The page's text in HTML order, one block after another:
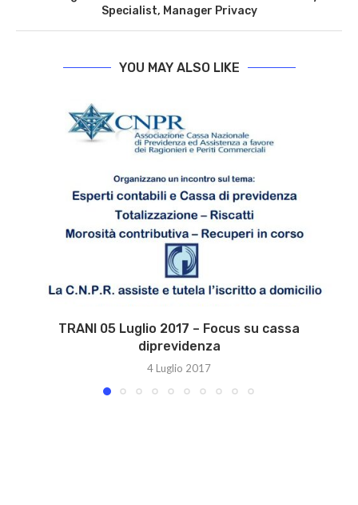
Specialist, Manager Privacy
YOU MAY ALSO LIKE
TRANI 05 Luglio 2017 – Focus su cassa
diprevidenza
4 Luglio 2017